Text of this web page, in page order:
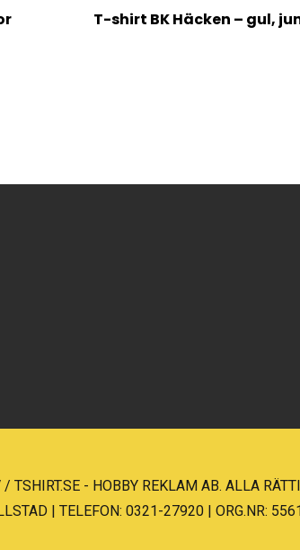
T-shirt BK Häcken – gul,
- HOBBY REKLAM AB. ALLA
| TELEFON: 0321-27920 | ORG.NR: